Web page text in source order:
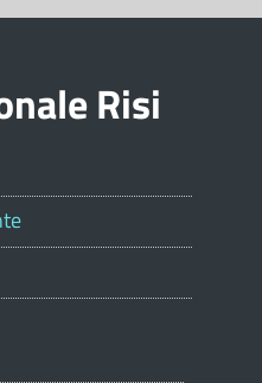
Risi